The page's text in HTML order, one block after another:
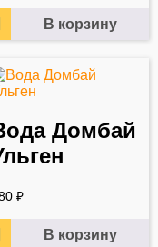
В корзину
Домбай
₽
В корзину